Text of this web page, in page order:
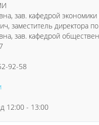
зав. кафедрой
заместитель директора
зав. кафедрой
92-58
12:00 - 13:00